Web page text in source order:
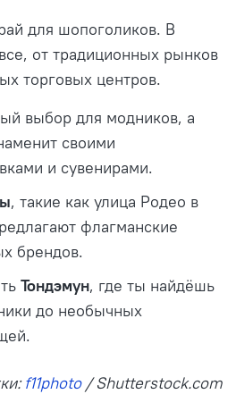
для шопоголиков. В
от традиционных рынков
торговых центров.
выбор для модников, а
своими
и сувенирами.
, такие как улица Родео в
флагманские
брендов.
Тондэмун, где ты найдёшь
до необычных
f11photo/ Shutterstock.com